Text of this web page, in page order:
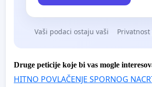
Vaši podaci ostaju vaši
Druge peticije koje bi vas mogle
HITNO POVLAČENJE SPORNOG